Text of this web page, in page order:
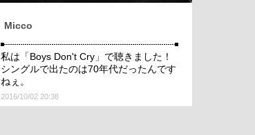
Micco
私は「Boys Don't Cry」で聴きました！
シングルで出たのは70年代だったんです
ねぇ。
2016/10/02 20:38